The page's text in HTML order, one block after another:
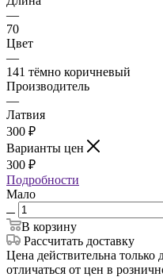
—
70
Цвет
—
141 тёмно коричневый
Производитель
—
Латвия
300 ₽
Варианты цен
300 ₽
Подробности
Мало
В корзину
Рассчитать доставку
Цена действительна только
отличаться от цен в